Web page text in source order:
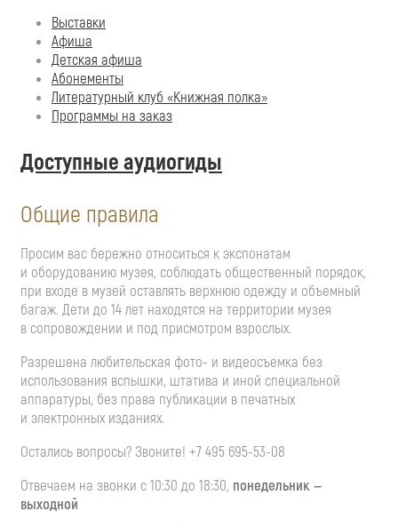
Выставки
Афиша
Детская афиша
Абонементы
Литературный клуб «Книжная полка»
Программы на заказ
Доступные аудиогиды
Общие правила
Просим вас бережно относиться к экспонатам
и оборудованию музея, соблюдать общественный порядок,
при входе в музей оставлять верхнюю одежду и объемный
багаж. Дети до 14 лет находятся на территории музея
в сопровождении и под присмотром взрослых.
Разрешена любительская фото- и видеосъемка без
использования вспышки, штатива и иной специальной
аппаратуры, без права публикации в печатных
и электронных изданиях.
Остались вопросы? Звоните! +7 495 695-53-08
Отвечаем на звонки с 10:30 до 18:30, понедельник —
выходной